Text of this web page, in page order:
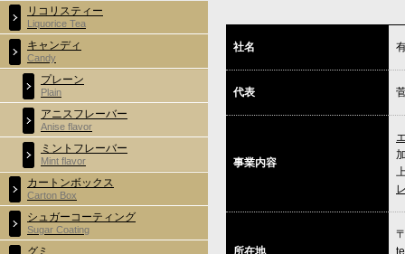
社名
代表
事業内容
所在地
リコリスティー
Liquorice Tea
キャンディ
Candy
プレーン
Plain
アニスフレーバー
Anise flavor
ミントフレーバー
Mint flavor
カートンボックス
Carton Box
シュガーコーティング
Sugar Coating
グミ